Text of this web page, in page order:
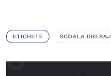
ETICHETE SCOALA DRESAJ